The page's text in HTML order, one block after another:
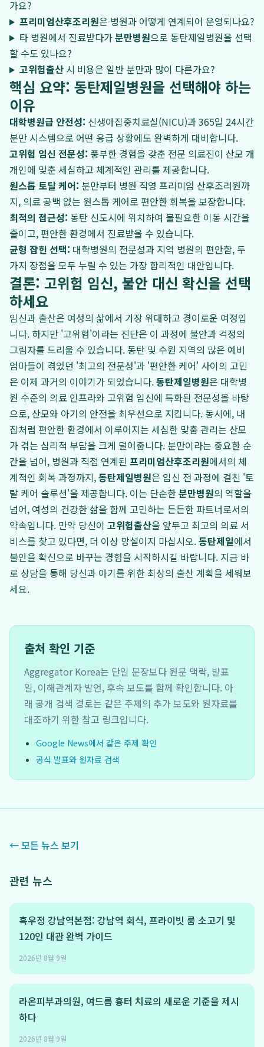
가요?
프리미엄산후조리원은 병원과 어떻게 연계되어 운영되나요?
타 병원에서 진료받다가분만병원으로 동탄제일병원을 선택
할 수도 있나요?
고위험출산시 비용은 일반 분만과 많이 다른가요?
핵심 요약: 동탄제일병원을 선택해야 하는
이유
대학병원급 안전성: 신생아집중치료실(NICU)과 365일 24시간
분만 시스템으로 어떤 응급 상황에도 완벽하게 대비합니다.
고위험 임신 전문성: 풍부한 경험을 갖춘 전문 의료진이 산모 개
개인에 맞춘 세심하고 체계적인 관리를 제공합니다.
원스톱 토탈 케어: 분만부터 병원 직영 프리미엄 산후조리원까
지, 의료 공백 없는 원스톱 케어로 편안한 회복을 보장합니다.
최적의 접근성: 동탄 신도시에 위치하여 불필요한 이동 시간을
줄이고, 편안한 환경에서 진료받을 수 있습니다.
균형 잡힌 선택: 대학병원의 전문성과 지역 병원의 편안함, 두
가지 장점을 모두 누릴 수 있는 가장 합리적인 대안입니다.
결론: 고위험 임신, 불안 대신 확신을 선택
하세요
임신과 출산은 여성의 삶에서 가장 위대하고 경이로운 여정입
니다. 하지만 '고위험'이라는 진단은 이 과정에 불안과 걱정의
그림자를 드리울 수 있습니다. 동탄 및 수원 지역의 많은 예비
엄마들이 겪었던 '최고의 전문성'과 '편안한 케어' 사이의 고민
은 이제 과거의 이야기가 되었습니다.동탄제일병원은 대학병
원 수준의 의료 인프라와 고위험 임신에 특화된 전문성을 바탕
으로, 산모와 아기의 안전을 최우선으로 지킵니다. 동시에, 내
집처럼 편안한 환경에서 이루어지는 세심한 맞춤 관리는 산모
가 겪는 심리적 부담을 크게 덜어줍니다. 분만이라는 중요한 순
간을 넘어, 병원과 직접 연계된 프리미엄산후조리원에서의 체
계적인 회복 과정까지,동탄제일병원은 임신 전 과정에 걸친 '토
탈 케어 솔루션'을 제공합니다. 이는 단순한분만병원의 역할을
넘어, 여성의 건강한 삶을 함께 고민하는 든든한 파트너로서의
약속입니다. 만약 당신이 고위험출산을 앞두고 최고의 의료 서
비스를 찾고 있다면, 더 이상 망설이지 마십시오.동탄제일에서
불안을 확신으로 바꾸는 경험을 시작하시길 바랍니다. 지금 바
로 상담을 통해 당신과 아기를 위한 최상의 출산 계획을 세워보
세요.
출처 확인 기준
Aggregator Korea는 단일 문장보다 원문 맥락, 발표
일, 이해관계자 발언, 후속 보도를 함께 확인합니다. 아
래 공개 검색 경로는 같은 주제의 추가 보도와 원자료를
대조하기 위한 참고 링크입니다.
Google News에서 같은 주제 확인
공식 발표와 원자료 검색
← 모든 뉴스 보기
관련 뉴스
흑우정 강남역본점: 강남역 회식, 프라이빗 룸 소고기 및
120인 대관 완벽 가이드
2026년 8월 9일
라온피부과의원, 여드름 흉터 치료의 새로운 기준을 제시
하다
2026년 8월 9일